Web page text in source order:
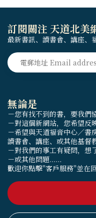
無論是
－您有找不到的書，要我們
－對這個新網站，您希望反
－希望與天道福音中心／書
讀書會、講座、或其他基督
－對我們的事工有疑問，想
－或其他問題......
歡迎你點擊"客戶服務"並在
訂閱關注 天道北美
最新書訊、讀書會、講座、